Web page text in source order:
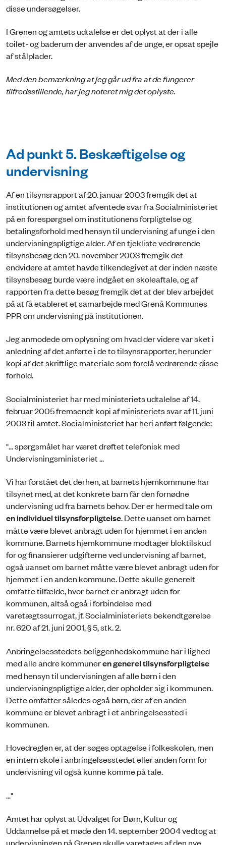
disse undersøgelser.
I Grenen og amtets udtalelse er det oplyst at der i alle
toilet- og baderum der anvendes af de unge, er opsat spejle
af stålplader.
Med den bemærkning at jeg går ud fra at de fungerer
tilfredsstillende, har jeg noteret mig det oplyste.
Ad punkt 5. Beskæftigelse og
undervisning
Af en tilsynsrapport af 20. januar 2003 fremgik det at
institutionen og amtet afventede svar fra Socialministeriet
på en forespørgsel om institutionens forpligtelse og
betalingsforhold med hensyn til undervisning af unge i den
undervisningspligtige alder. Af en tjekliste vedrørende
tilsynsbesøg den 20. november 2003 fremgik det
endvidere at amtet havde tilkendegivet at der inden næste
tilsynsbesøg burde være indgået en skoleaftale, og af
rapporten fra dette besøg fremgik det at der blev arbejdet
på at få etableret et samarbejde med Grenå Kommunes
PPR om undervisning på institutionen.
Jeg anmodede om oplysning om hvad der videre var sket i
anledning af det anførte i de to tilsynsrapporter, herunder
kopi af det skriftlige materiale som forelå vedrørende disse
forhold.
Socialministeriet har med ministeriets udtalelse af 14.
februar 2005 fremsendt kopi af ministeriets svar af 11. juni
2003 til amtet. Socialministeriet har heri anført følgende:
"... spørgsmålet har været drøftet telefonisk med
Undervisningsministeriet ...
Vi har forstået det derhen, at barnets hjemkommune har
tilsynet med, at det konkrete barn får den fornødne
undervisning ud fra barnets behov. Der er hermed tale om
enindividuel tilsynsforpligtelse. Dette uanset om barnet
måtte være blevet anbragt uden for hjemmet i en anden
kommune. Barnets hjemkommune modtager bloktilskud
for og finansierer udgifterne ved undervisning af barnet,
også uanset om barnet måtte være blevet anbragt uden for
hjemmet i en anden kommune. Dette skulle generelt
omfatte tilfælde, hvor barnet er anbragt uden for
kommunen, altså også i forbindelse med
varetægtssurrogat, jf. Socialministeriets bekendtgørelse
nr. 620 af 21. juni 2001, § 5, stk. 2.
Anbringelsesstedets beliggenhedskommune har i lighed
med alle andre kommuneren generel tilsynsforpligtelse
med hensyn til undervisningen af alle børn i den
undervisningspligtige alder, der opholder sig i kommunen.
Dette omfatter således også børn, der af en anden
kommune er blevet anbragt i et anbringelsessted i
kommunen.
Hovedreglen er, at der søges optagelse i folkeskolen, men
en intern skole i anbringelsesstedet eller anden form for
undervisning vil også kunne komme på tale.
..."
Amtet har oplyst at Udvalget for Børn, Kultur og
Uddannelse på et møde den 14. september 2004 vedtog at
undervisningen på Grenen skulle varetages af den nye